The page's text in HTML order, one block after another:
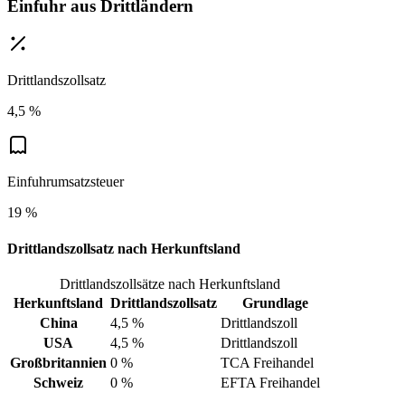
Einfuhr aus Drittländern
Drittlandszollsatz
4,5 %
Einfuhrumsatzsteuer
19 %
Drittlandszollsatz nach Herkunftsland
Drittlandszollsätze nach Herkunftsland
Herkunftsland Drittlandszollsatz
Grundlage
China
4,5 %
Drittlandszoll
USA
4,5 %
Drittlandszoll
Großbritannien 0 %
TCA Freihandel
Schweiz
0 %
EFTA Freihandel